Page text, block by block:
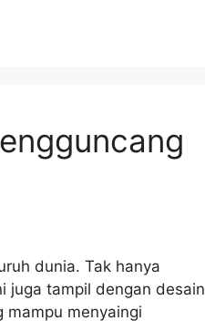
dunia. Tak hanya
juga tampil dengan desain
menyaingi